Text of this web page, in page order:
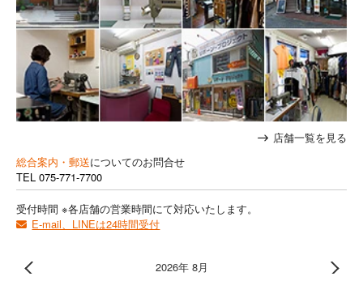
店舗一覧を見る
総合案内・郵送についてのお問合せ
TEL 075-771-7700
受付時間 ※各店舗の営業時間にて対応いたします。
E-mail、LINEは24時間受付
2026年 8月